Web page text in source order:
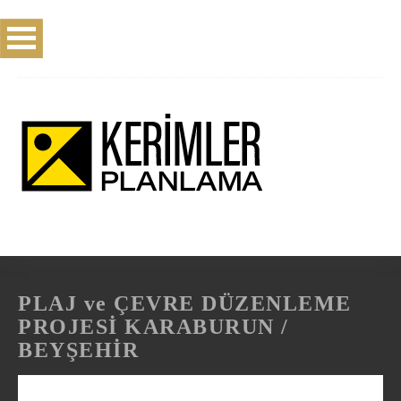
PLAJ ve ÇEVRE DÜZENLEME
PROJESİ KARABURUN /
BEYŞEHİR